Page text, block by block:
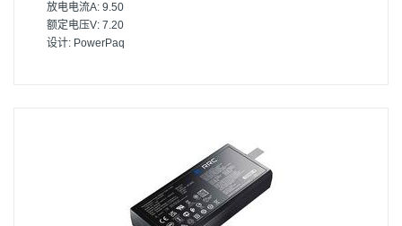
放电电流A: 9.50
额定电压V: 7.20
设计: PowerPaq